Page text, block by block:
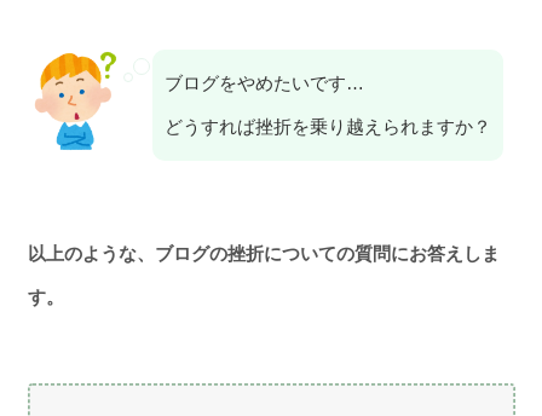
ブログをやめたいです…
どうすれば挫折を乗り越えられますか？
以上のような、ブログの挫折についての質問にお答えしま
す。